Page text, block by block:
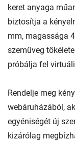
keret anyaga
biztosítja a
mm, magassága
szemüveg
próbálja fel
Rendelje meg
webáruházából,
egyéniségét új
kizárólag